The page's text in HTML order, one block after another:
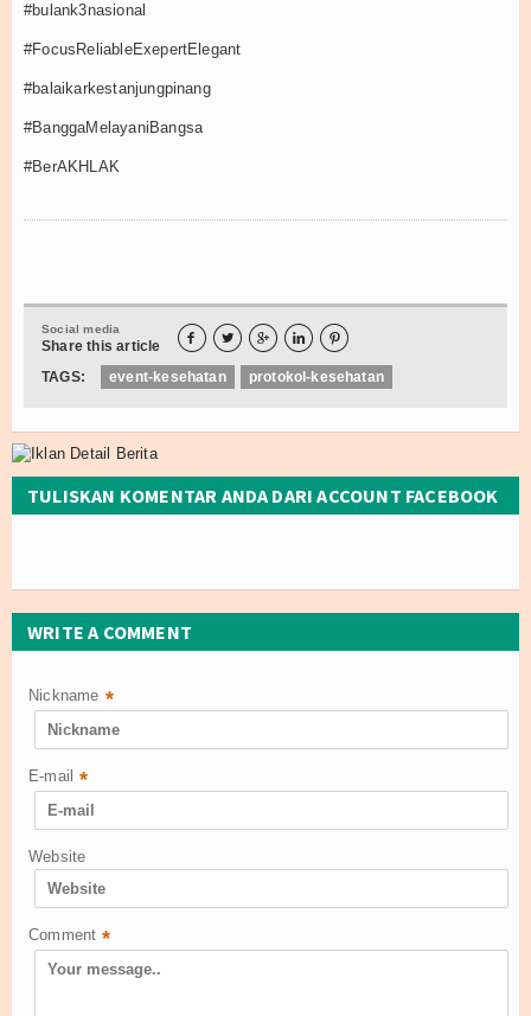
#bulank3nasional
#FocusReliableExepertElegant
#balaikarkestanjungpinang
#BanggaMelayaniBangsa
#BerAKHLAK
Social media
Share this article     
TAGS: event-kesehatan protokol-kesehatan
TULISKAN KOMENTAR ANDA DARI ACCOUNT FACEBOOK
WRITE A COMMENT
Nickname *
E-mail *
Website
Comment *